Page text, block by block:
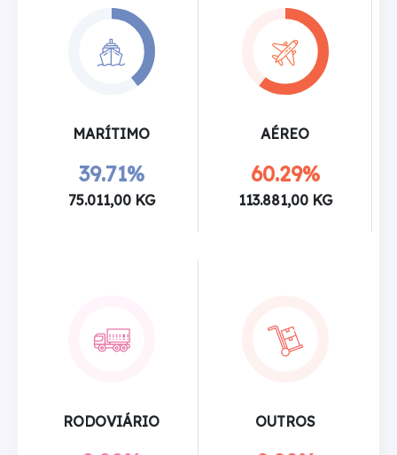
MARÍTIMO
39.71%
75.011,00 KG
AÉREO
60.29%
113.881,00 KG
RODOVIÁRIO OUTROS